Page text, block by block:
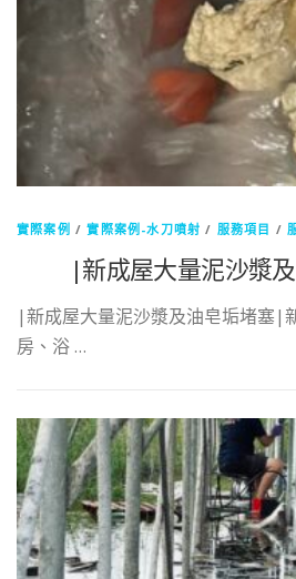
實際案例 /實際案例-水刀噴射 / 服務項目 /
|新成屋大量泥沙漿
|新成屋大量泥沙漿及油皂垢堵塞|
房、浴 …